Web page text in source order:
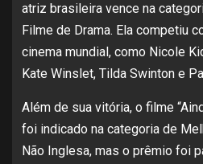
atriz brasileira vence na
Filme de Drama. Ela competiu
cinema mundial, como Nicole
Kate Winslet, Tilda Swinton e
Além de sua vitória, o filme
foi indicado na categoria de
Não Inglesa, mas o prêmio foi